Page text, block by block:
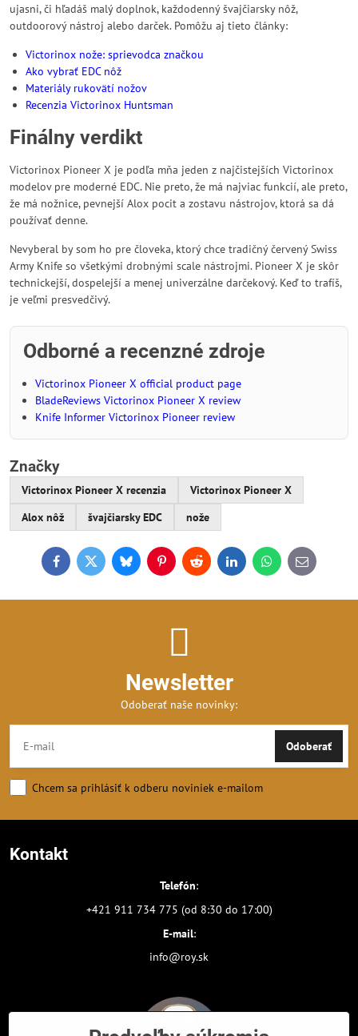
ujasni, či hľadáš malý doplnok, každodenný švajčiarsky nôž,
outdoorový nástroj alebo darček. Pomôžu aj tieto články:
Victorinox nože: sprievodca značkou
Ako vybrať EDC nôž
Materiály rukovätí nožov
Recenzia Victorinox Huntsman
Finálny verdikt
Victorinox Pioneer X je podľa mňa jeden z najčistejších Victorinox
modelov pre moderné EDC. Nie preto, že má najviac funkcií, ale preto,
že má nožnice, pevnejší Alox pocit a zostavu nástrojov, ktorá sa dá
používať denne.
Nevyberal by som ho pre človeka, ktorý chce tradičný červený Swiss
Army Knife so všetkými drobnými scale nástrojmi. Pioneer X je skôr
technickejší, dospelejší a menej univerzálne darčekový. Keď to trafíš,
je veľmi presvedčivý.
Odborné a recenzné zdroje
Victorinox Pioneer X official product page
BladeReviews Victorinox Pioneer X review
Knife Informer Victorinox Pioneer review
Značky
Victorinox Pioneer X recenzia
Victorinox Pioneer X
Alox nôž
švajčiarsky EDC nože
FacebookTwitterBlueskyPinterestReddit LinkedInWhatsApp
E-
mail
Newsletter
Odoberať naše novinky:
Odoberať
Chcem sa prihlásiť k odberu noviniek e-mailom
Kontakt
Telefón:
+421 911 734 775 (od 8:30 do 17:00)
E-mail:
info@roy.sk